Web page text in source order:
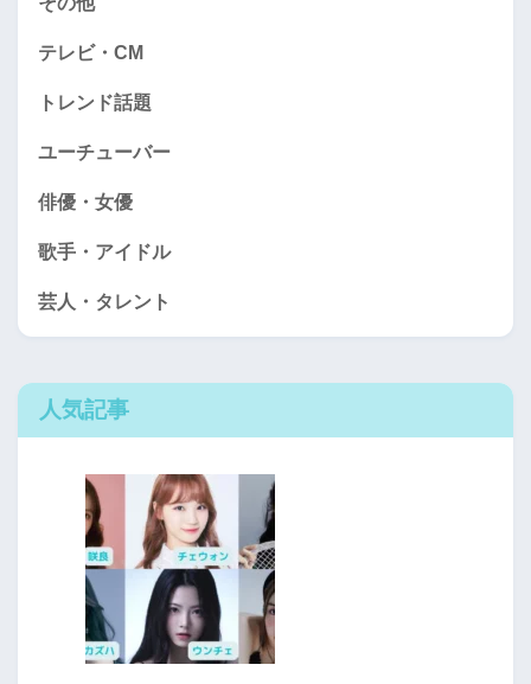
テレビ・CM
トレンド話題
ユーチューバー
俳優・女優
歌手・アイドル
芸人・タレント
人気記事